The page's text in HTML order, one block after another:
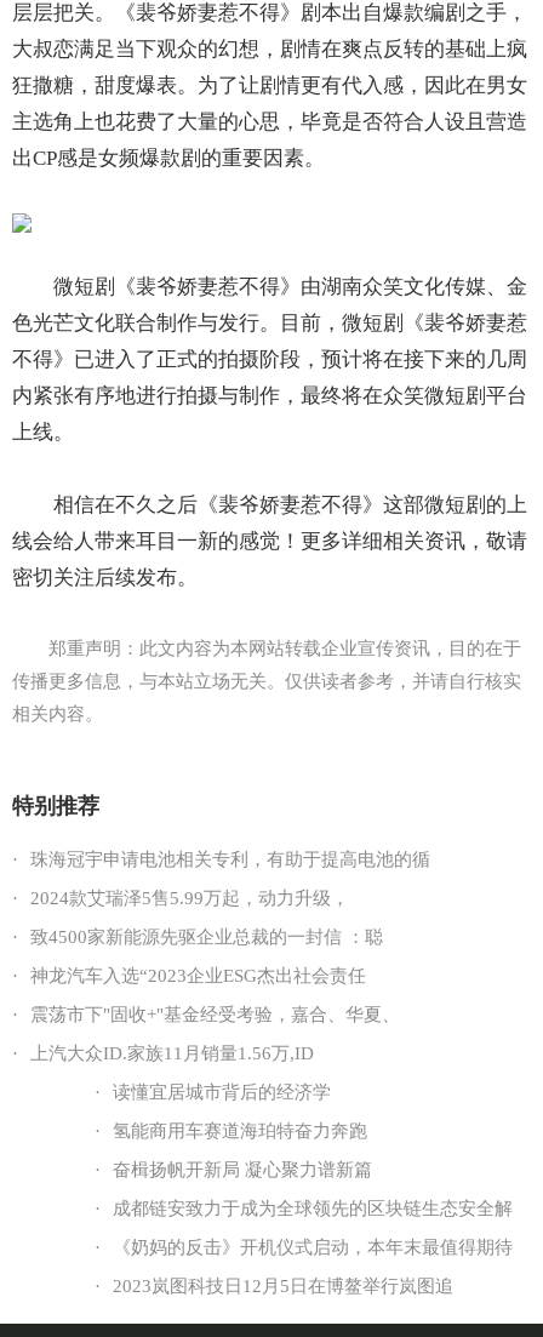
层层把关。《裴爷娇妻惹不得》剧本出自爆款编剧之手，
大叔恋满足当下观众的幻想，剧情在爽点反转的基础上疯
狂撒糖，甜度爆表。为了让剧情更有代入感，因此在男女
主选角上也花费了大量的心思，毕竟是否符合人设且营造
出CP感是女频爆款剧的重要因素。
微短剧《裴爷娇妻惹不得》由湖南众笑文化传媒、金
色光芒文化联合制作与发行。目前，微短剧《裴爷娇妻惹
不得》已进入了正式的拍摄阶段，预计将在接下来的几周
内紧张有序地进行拍摄与制作，最终将在众笑微短剧平台
上线。
相信在不久之后《裴爷娇妻惹不得》这部微短剧的上
线会给人带来耳目一新的感觉！更多详细相关资讯，敬请
密切关注后续发布。
郑重声明：此文内容为本网站转载企业宣传资讯，目的在于
传播更多信息，与本站立场无关。仅供读者参考，并请自行核实
相关内容。
特别推荐
·
珠海冠宇申请电池相关专利，有助于提高电池的循
·
2024款艾瑞泽5售5.99万起，动力升级，
·
致4500家新能源先驱企业总裁的一封信 ：聪
·
神龙汽车入选“2023企业ESG杰出社会责任
·
震荡市下"固收+"基金经受考验，嘉合、华夏、
·
上汽大众ID.家族11月销量1.56万,ID
·
读懂宜居城市背后的经济学
·
氢能商用车赛道海珀特奋力奔跑
·
奋楫扬帆开新局 凝心聚力谱新篇
·
成都链安致力于成为全球领先的区块链生态安全解
·
《奶妈的反击》开机仪式启动，本年末最值得期待
·
2023岚图科技日12月5日在博鳌举行岚图追